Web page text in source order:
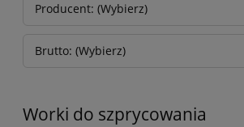
Producent: (Wybierz)
Brutto: (Wybierz)
Worki do szprycowania